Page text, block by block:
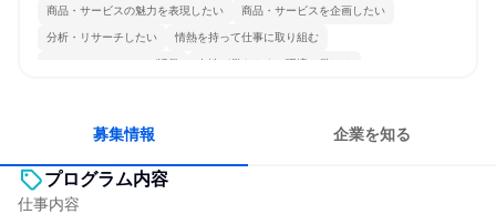
商品・サービスの魅力を表現したい 商品・サービスを企画したい
分析・リサーチしたい 情熱を持って仕事に取り組む
コミュニケーションが活発 女性が働きやすい環境で働ける
募集情報 企業を知る
プログラム内容
仕事内容